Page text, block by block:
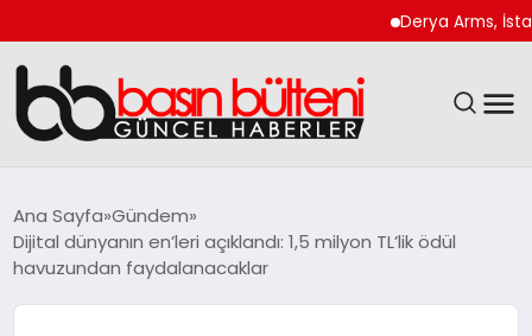
Derya Arms, İstanbul
GÜNCEL
Ana Sayfa Gündem
Dijital dünyanın en’leri açıklandı: 1,5 milyon TL’lik ödül
havuzundan faydalanacaklar